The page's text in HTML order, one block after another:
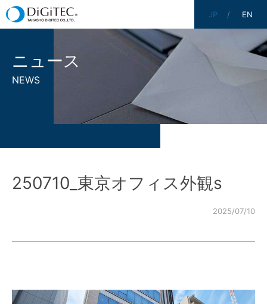
JP EN
ニュース
NEWS
250710_東京オフィス外観s
2025/07/10